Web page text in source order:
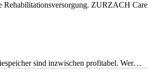
Rehabilitationsversorgung. ZURZACH
sind inzwischen profitabel. Wer…